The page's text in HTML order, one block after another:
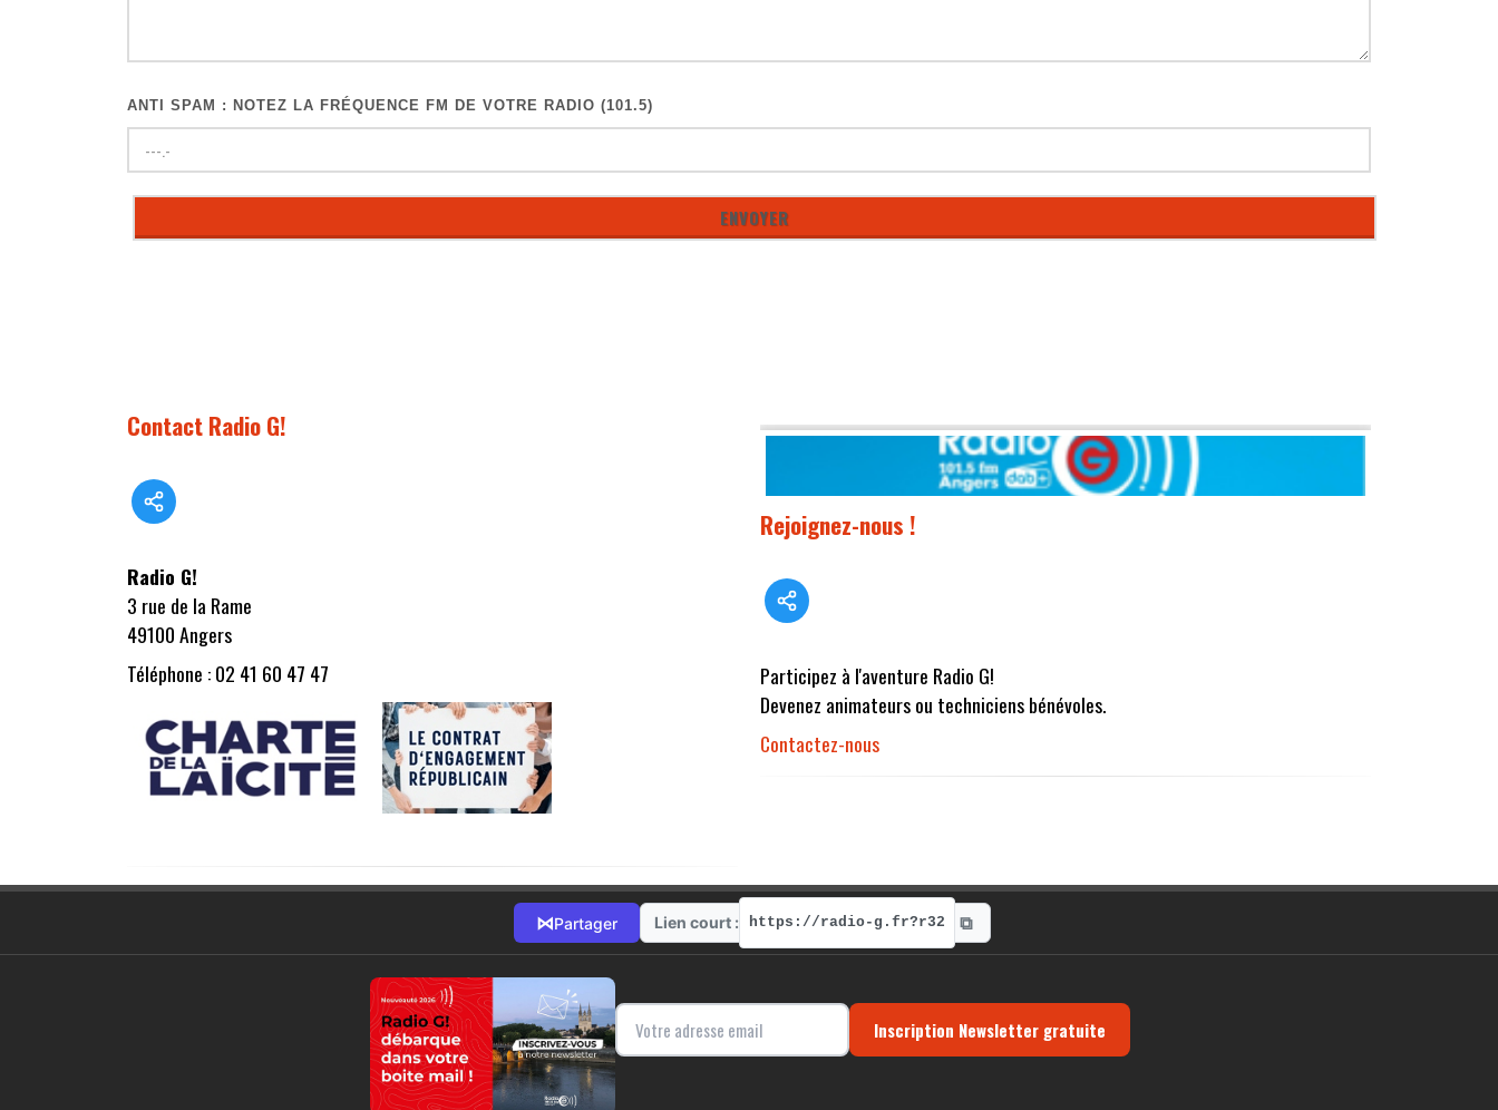
ANTI SPAM : NOTEZ LA FRÉQUENCE FM DE VOTRE RADIO (101.5)
Contact Radio G!
Radio G!
3 rue de la Rame
49100 Angers
Téléphone : 02 41 60 47 47
Rejoignez-nous !
Participez à l'aventure Radio G!
Devenez animateurs ou techniciens bénévoles.
Contactez-nous
⋈Partager Lien court : https://radio-g.fr?r32 ⧉
Inscription Newsletter gratuite